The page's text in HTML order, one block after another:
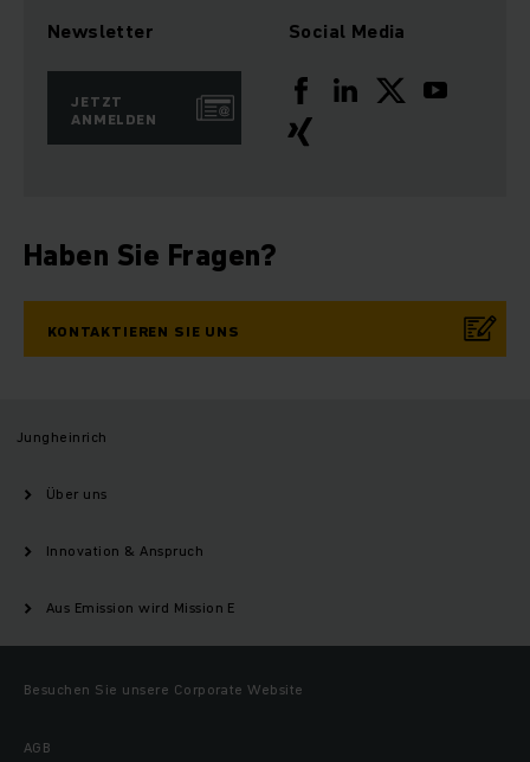
Newsletter
JETZT
ANMELDEN
Social Media
Haben Sie Fragen?
KONTAKTIEREN SIE UNS
Jungheinrich
Über uns
Innovation & Anspruch
Aus Emission wird Mission E
Besuchen Sie unsere Corporate Website
AGB